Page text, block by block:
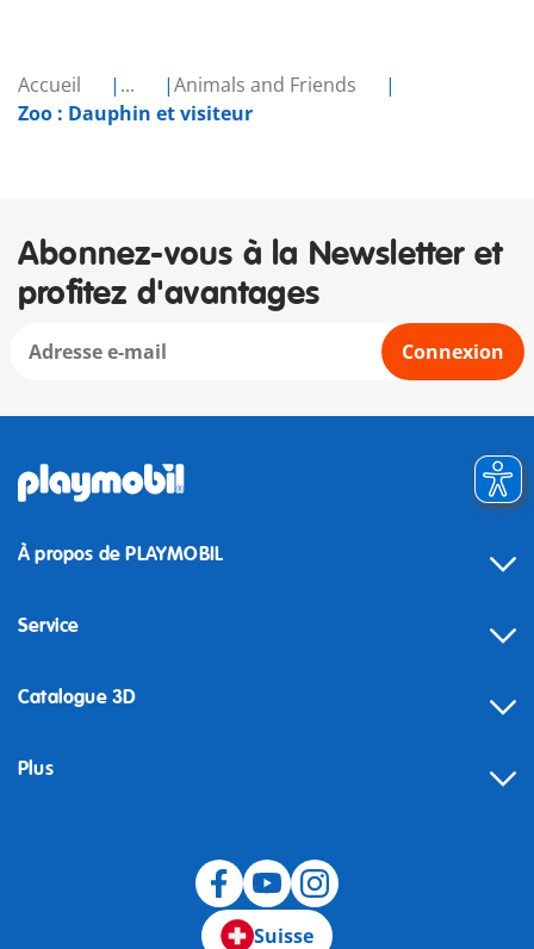
Accueil ...
Animals and Friends
Zoo : Dauphin et visiteur
Abonnez-vous à la Newsletter et
profitez d'avantages
Connexion
À propos de PLAYMOBIL
Service
Catalogue 3D
Plus
Suisse